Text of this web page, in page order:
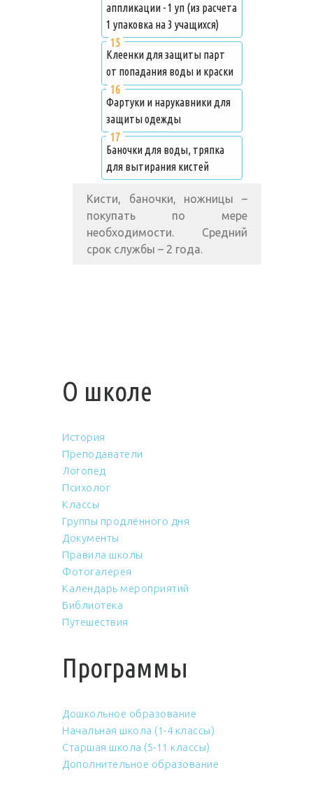
аппликации - 1 уп (из расчета
1 упаковка на 3 учащихся)
Клеенки для защиты парт
от попадания воды и краски
Фартуки и нарукавники для
защиты одежды
Баночки для воды, тряпка
для вытирания кистей
Кисти, баночки, ножницы –
покупать по мере
необходимости. Средний
срок службы – 2 года.
О школе
История
Преподаватели
Логопед
Психолог
Классы
Группы продлённого дня
Документы
Правила школы
Фотогалерея
Календарь мероприятий
Библиотека
Путешествия
Программы
Дошкольное образование
Начальная школа (1-4 классы)
Старшая школа (5-11 классы)
Дополнительное образование